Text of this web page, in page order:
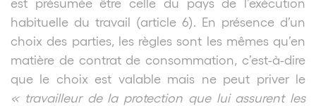
habituelle du travail (article 6). En présence d’un
choix des parties, les règles sont les mêmes qu’en
matière de contrat de consommation, c’est-à-dire
que le choix est valable mais ne peut priver le
« travailleur de la protection que lui assurent les